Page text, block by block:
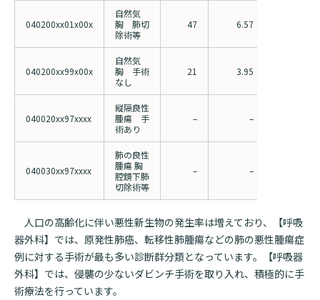
040200xx01x00x
自然気
胸 肺切
除術等
47 6.57
040200xx99x00x
自然気
胸 手術
なし
21 3.95
040020xx97xxxx
縦隔良性
腫瘍 手
術あり
– –
040030xx97xxxx
肺の良性
腫瘍 胸
腔鏡下肺
切除術等
– –
人口の高齢化に伴い悪性新生物の発生率は増えており、【呼吸
器外科】では、原発性肺癌、転移性肺腫瘍などの肺の悪性腫瘍症
例に対する手術が最も多い診断群分類となっています。【呼吸器
外科】では、侵襲の少ないダビンチ手術を取り入れ、積極的に手
術療法を行っています。